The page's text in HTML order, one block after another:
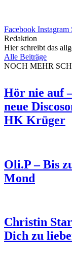
Facebook Instagram
Redaktion
Hier schreibt das
Alle Beiträge
NOCH MEHR
Hör nie auf
neue
HK Krüger
Oli.P – Bis
Mond
Christin
Dich zu